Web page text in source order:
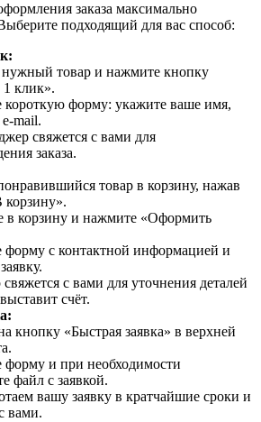
заказа максимально
подходящий для вас способ:
товар и нажмите кнопку
клик».
короткую форму: укажите ваше имя,
mail.
свяжется с вами для
заказа.
товар в корзину, нажав
в корзину и нажмите «Оформить
форму с контактной информацией и
с вами для уточнения деталей
счёт.
кнопку «Быстрая заявка» в верхней
форму и при необходимости
файл с заявкой.
вашу заявку в кратчайшие сроки и
вами.